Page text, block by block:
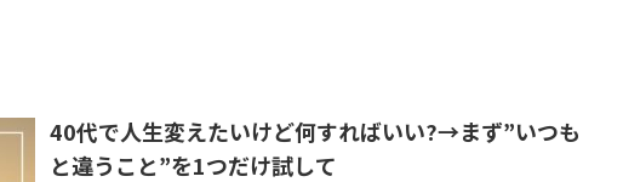
40代で人生変えたいけど何すればいい?→まず”いつも
と違うこと”を1つだけ試して